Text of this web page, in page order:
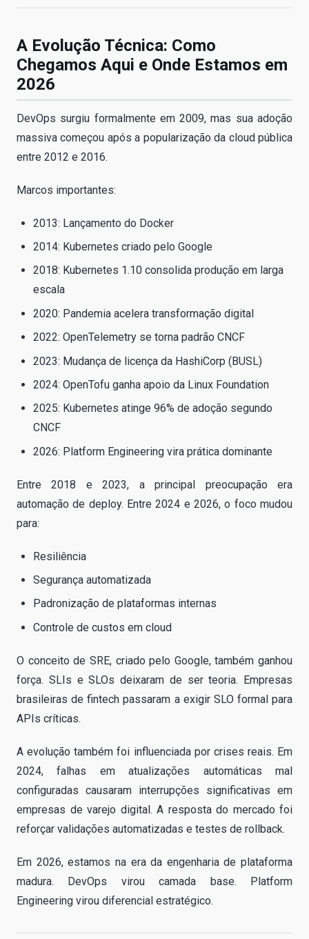
A Evolução Técnica: Como
Chegamos Aqui e Onde Estamos em
2026
DevOps surgiu formalmente em 2009, mas sua adoção
massiva começou após a popularização da cloud pública
entre 2012 e 2016.
Marcos importantes:
2013: Lançamento do Docker
2014: Kubernetes criado pelo Google
2018: Kubernetes 1.10 consolida produção em larga
escala
2020: Pandemia acelera transformação digital
2022: OpenTelemetry se torna padrão CNCF
2023: Mudança de licença da HashiCorp (BUSL)
2024: OpenTofu ganha apoio da Linux Foundation
2025: Kubernetes atinge 96% de adoção segundo
CNCF
2026: Platform Engineering vira prática dominante
Entre 2018 e 2023, a principal preocupação era
automação de deploy. Entre 2024 e 2026, o foco mudou
para:
Resiliência
Segurança automatizada
Padronização de plataformas internas
Controle de custos em cloud
O conceito de SRE, criado pelo Google, também ganhou
força. SLIs e SLOs deixaram de ser teoria. Empresas
brasileiras de fintech passaram a exigir SLO formal para
APIs críticas.
A evolução também foi influenciada por crises reais. Em
2024, falhas em atualizações automáticas mal
configuradas causaram interrupções significativas em
empresas de varejo digital. A resposta do mercado foi
reforçar validações automatizadas e testes de rollback.
Em 2026, estamos na era da engenharia de plataforma
madura. DevOps virou camada base. Platform
Engineering virou diferencial estratégico.